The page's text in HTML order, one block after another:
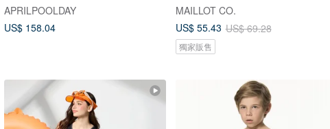
APRILPOOLDAY
US$ 158.04
MAILLOT CO.
US$ 55.43 US$ 69.28
獨家販售